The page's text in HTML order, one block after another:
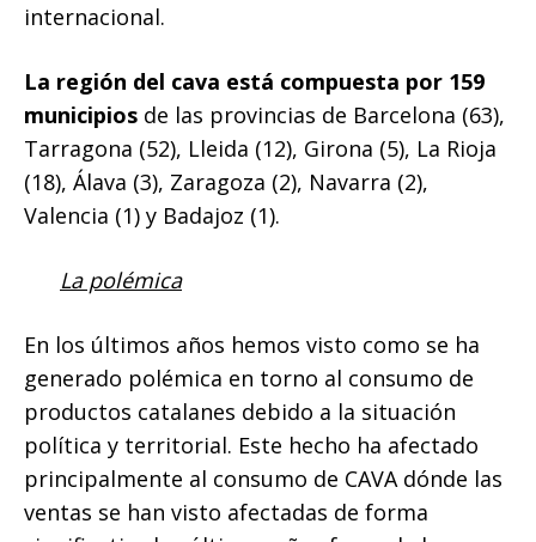
internacional.
La región del cava está compuesta por 159
municipios de las provincias de Barcelona (63),
Tarragona (52), Lleida (12), Girona (5), La Rioja
(18), Álava (3), Zaragoza (2), Navarra (2),
Valencia (1) y Badajoz (1).
La polémica
En los últimos años hemos visto como se ha
generado polémica en torno al consumo de
productos catalanes debido a la situación
política y territorial. Este hecho ha afectado
principalmente al consumo de CAVA dónde las
ventas se han visto afectadas de forma